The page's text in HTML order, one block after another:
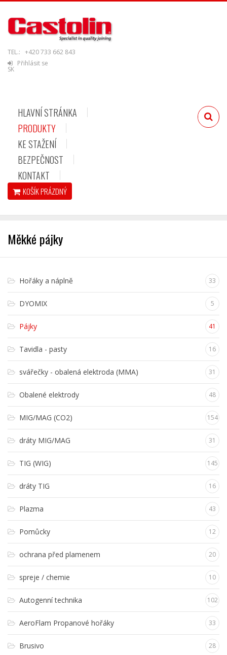
TEL.: +420 733 662 843
Přihlásit se
SK
HLAVNÍ STRÁNKA
PRODUKTY
KE STAŽENÍ
BEZPEČNOST
KONTAKT
KOŠÍKPRÁZDNÝ
Měkké pájky
Hořáky a náplně 33
DYOMIX 5
Pájky 41
Tavidla - pasty 16
svářečky - obalená elektroda (MMA) 31
Obalené elektrody 48
MIG/MAG (CO2) 154
dráty MIG/MAG 31
TIG (WIG) 145
dráty TIG 16
Plazma 43
Pomůcky 12
ochrana před plamenem 20
spreje / chemie 10
Autogenní technika 102
AeroFlam Propanové hořáky 33
Brusivo 28